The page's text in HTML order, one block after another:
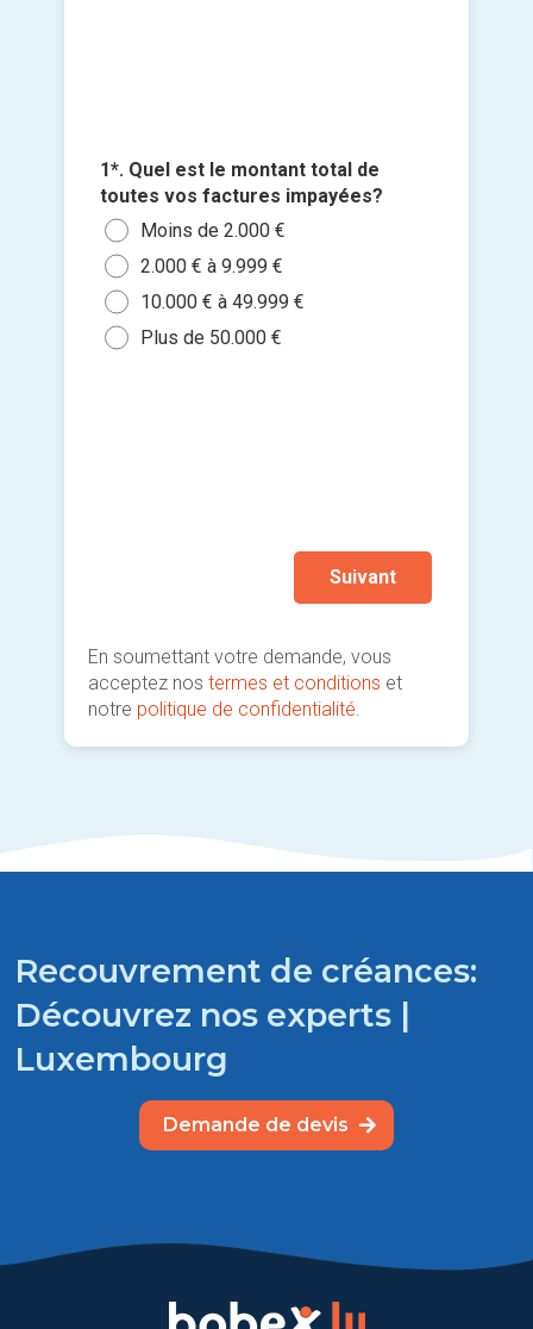
1*. Quel est le montant total de
toutes vos factures impayées?
Moins de 2.000 €
2.000 € à 9.999 €
10.000 € à 49.999 €
Plus de 50.000 €
Suivant
En soumettant votre demande, vous
acceptez nostermes et conditions et
notre politique de confidentialité.
Recouvrement de créances:
Découvrez nos experts |
Luxembourg
Demande de devis